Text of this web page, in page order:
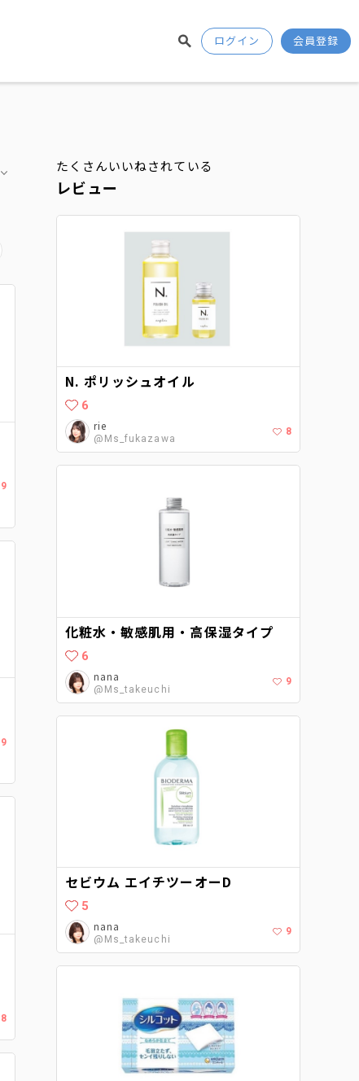
ログイン 会員登録
9
9
8
たくさんいいねされている
レビュー
N. ポリッシュオイル
6
rie
@Ms_fukazawa
8
化粧水・敏感肌用・高保湿タイプ
6
nana
@Ms_takeuchi
9
セビウム エイチツーオーD
5
nana
@Ms_takeuchi
9